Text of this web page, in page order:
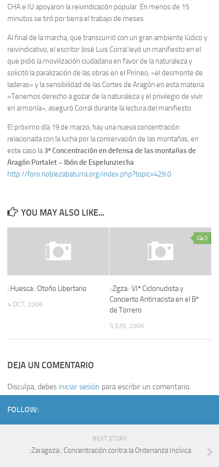
CHA e IU apoyaron la reivindicación popular. En menos de 15
minutos se tiró por tierra el trabajo de meses.
Al final de la marcha, que transcurrió con un gran ambiente lúdico y
reivindicativo, el escritor José Luis Corral leyó un manifiesto en el
que pidió la movilización ciudadana en favor de la naturaleza y
solicitó la paralización de las obras en el Pirineo, «el desmonte de
laderas» y la sensibilidad de las Cortes de Aragón en esta materia.
«Tenemos derecho a gozar de la naturaleza y el privilegio de vivir
en armonía», aseguró Corral durante la lectura del manifiesto.
El próximo día 19 de marzo, hay una nueva concentración
relacionada con la lucha por la conservación de las montañas, en
este caso la3ª Concentración en defensa de las montañas de
Aragón Portalet – Ibón de Espelunziecha
http://foro.noblezabaturra.org/index.php?topic=429.0
YOU MAY ALSO LIKE...
::Huesca:: Otoño Libertario
4 OCT, 2006
0
::Zgza:: VIª Ciclonudista y
Concierto Antirracista en el Bº
de Torrero
5 JUN, 2006
DEJA UN COMENTARIO
Disculpa, debes iniciar sesión para escribir un comentario.
FOLLOW:
NEXT STORY
::Zaragoza:: Concentración contra la Ordenanza Incívica